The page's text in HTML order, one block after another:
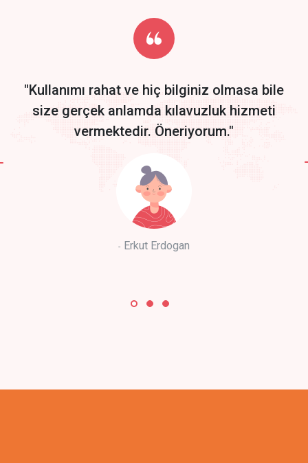
Start by trying our service for 30 days free trial no credit card
required.
"Kullanımı rahat ve hiç bilginiz olmasa bile
size gerçek anlamda kılavuzluk hizmeti
vermektedir. Öneriyorum."
Erkut Erdogan